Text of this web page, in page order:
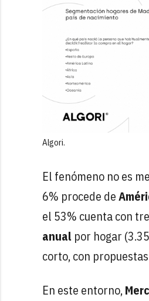
Algori.
El fenómeno no es
6% procede de
el 53% cuenta con
anual por hogar
corto, con
En este entorno,